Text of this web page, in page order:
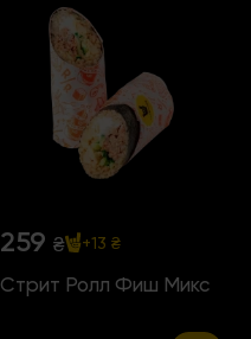
259 ₴ +13 ₴
Стрит Ролл Фиш Микс